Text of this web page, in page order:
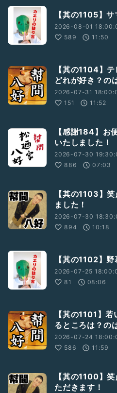
http://www.matsunoya-
浅草見番 ホームページ
http://asakusakenban.com/
J4sg
#浅草
#花柳界
#芸者
#松廼家八好
#太鼓持ち
【其の1105】
2026-08-01
589
11:50
【其の1104】
どれが好き？の
2026-07-31
151
11:52
【感謝184】お
いたしました！
2026-07-30
886
07:03
【其の1103】
ました！
2026-07-30
894
10:18
【其の1102】
2026-07-25
81
08:06
【其の1101】
るところは？の
2026-07-24
586
11:59
【其の1100】
ただきます！